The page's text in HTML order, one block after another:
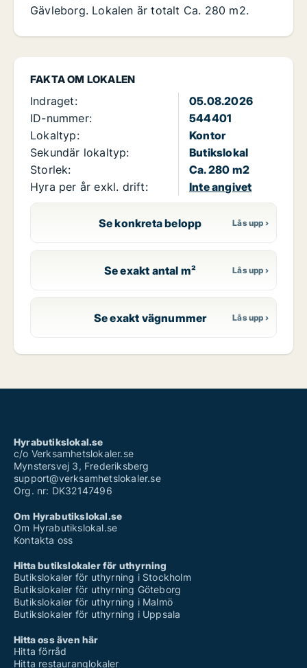
FAKTA OM LOKALEN
Indraget:
05.08.2026
ID-nummer:
544401
Lokaltyp:
Kontor
Sekundär lokaltyp:
Butikslokal
Storlek:
Ca. 280 m2
Hyra per år exkl. drift:
Inte angivet
Se konkreta belopp
Se exakt antal m²
Se exakt vägnummer
Gävleborg. Lokalen är totalt Ca. 280 m2.
Hyrabutikslokal.se
c/o Verksamhetslokaler.se
Mynstersvej 3, Frederiksberg
support@verksamhetslokaler.se
Org. nr: DK32147496
Om Hyrabutikslokal.se
Om Hyrabutikslokal.se
Kontakta oss
Hitta butikslokaler för uthyrning
Butikslokaler för uthyrning i Stockholm
Butikslokaler för uthyrning Göteborg
Butikslokaler för uthyrning i Malmö
Butikslokaler för uthyrning i Uppsala
Hitta oss även här
Hitta förråd
Hitta restauranglokaler